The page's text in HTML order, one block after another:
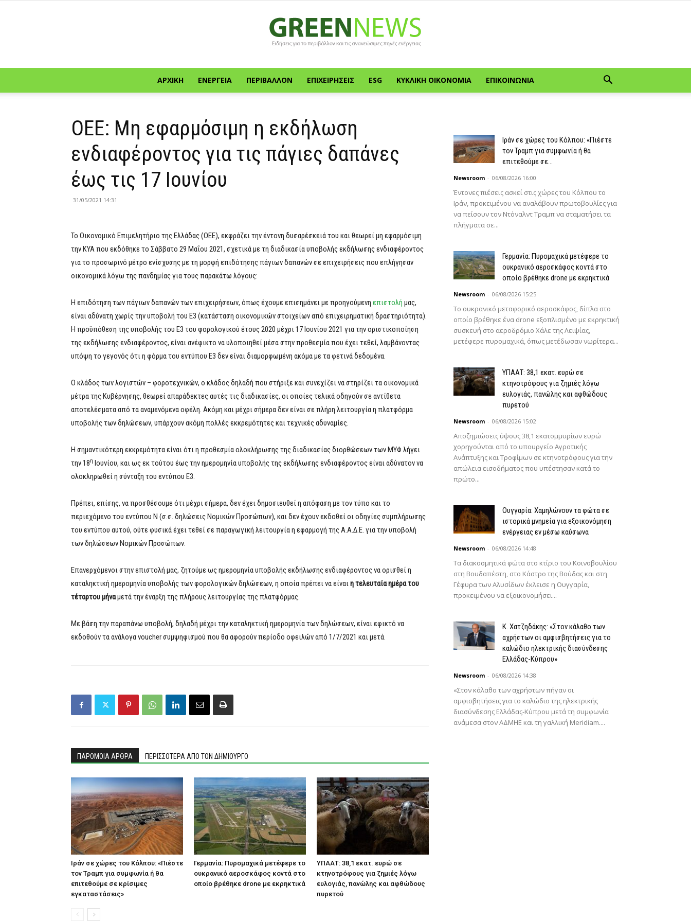
Green
News
ΑΡΧΙΚΉ ΕΝΈΡΓΕΙΑ ΠΕΡΙΒΆΛΛΟΝ ΕΠΙΧΕΙΡΉΣΕΙΣ ESG ΚΥΚΛΙΚΉ ΟΙΚΟΝΟΜΊΑ ΕΠΙΚΟΙΝΩΝΊΑ
ΟΕΕ: Μη εφαρμόσιμη η εκδήλωση
ενδιαφέροντος για τις πάγιες δαπάνες
έως τις 17 Ιουνίου
31/05/2021 14:31
Το Οικονομικό Επιμελητήριο της Ελλάδας (ΟΕΕ), εκφράζει την έντονη δυσαρέσκειά του και θεωρεί μη εφαρμόσιμη
την ΚΥΑ που εκδόθηκε το Σάββατο 29 Μαΐου 2021, σχετικά με τη διαδικασία υποβολής εκδήλωσης ενδιαφέροντος
για το προσωρινό μέτρο ενίσχυσης με τη μορφή επιδότησης πάγιων δαπανών σε επιχειρήσεις που επλήγησαν
οικονομικά λόγω της πανδημίας για τους παρακάτω λόγους:
Η επιδότηση των πάγιων δαπανών των επιχειρήσεων, όπως έχουμε επισημάνει με προηγούμενη επιστολή μας,
είναι αδύνατη χωρίς την υποβολή του Ε3 (κατάσταση οικονομικών στοιχείων από επιχειρηματική δραστηριότητα).
Η προϋπόθεση της υποβολής του Ε3 του φορολογικού έτους 2020 μέχρι 17 Ιουνίου 2021 για την οριστικοποίηση
της εκδήλωσης ενδιαφέροντος, είναι ανέφικτο να υλοποιηθεί μέσα στην προθεσμία που έχει τεθεί, λαμβάνοντας
υπόψη το γεγονός ότι η φόρμα του εντύπου Ε3 δεν είναι διαμορφωμένη ακόμα με τα φετινά δεδομένα.
Ο κλάδος των λογιστών – φοροτεχνικών, ο κλάδος δηλαδή που στήριξε και συνεχίζει να στηρίζει τα οικονομικά
μέτρα της Κυβέρνησης, θεωρεί απαράδεκτες αυτές τις διαδικασίες, οι οποίες τελικά οδηγούν σε αντίθετα
αποτελέσματα από τα αναμενόμενα οφέλη. Ακόμη και μέχρι σήμερα δεν είναι σε πλήρη λειτουργία η πλατφόρμα
υποβολής των δηλώσεων, υπάρχουν ακόμη πολλές εκκρεμότητες και τεχνικές αδυναμίες.
Η σημαντικότερη εκκρεμότητα είναι ότι η προθεσμία ολοκλήρωσης της διαδικασίας διορθώσεων των ΜΥΦ λήγει
την 18η Ιουνίου, και ως εκ τούτου έως την ημερομηνία υποβολής της εκδήλωσης ενδιαφέροντος είναι αδύνατον να
ολοκληρωθεί η σύνταξη του εντύπου Ε3.
Πρέπει, επίσης, να προσθέσουμε ότι μέχρι σήμερα, δεν έχει δημοσιευθεί η απόφαση με τον τύπο και το
περιεχόμενο του εντύπου Ν (σ.σ. δηλώσεις Νομικών Προσώπων), και δεν έχουν εκδοθεί οι οδηγίες συμπλήρωσης
του εντύπου αυτού, ούτε φυσικά έχει τεθεί σε παραγωγική λειτουργία η εφαρμογή της Α.Α.Δ.Ε. για την υποβολή
των δηλώσεων Νομικών Προσώπων.
Επανερχόμενοι στην επιστολή μας, ζητούμε ως ημερομηνία υποβολής εκδήλωσης ενδιαφέροντος να ορισθεί η
καταληκτική ημερομηνία υποβολής των φορολογικών δηλώσεων, η οποία πρέπει να είναιη τελευταία ημέρα του
τέταρτου μήναμετά την έναρξη της πλήρους λειτουργίας της πλατφόρμας.
Με βάση την παραπάνω υποβολή, δηλαδή μέχρι την καταληκτική ημερομηνία των δηλώσεων, είναι εφικτό να
εκδοθούν τα ανάλογα voucher συμψηφισμού που θα αφορούν περίοδο οφειλών από 1/7/2021 και μετά.
ΠΑΡΟΜΟΙΑ ΑΡΘΡΑ ΠΕΡΙΣΣΟΤΕΡΑ ΑΠΟ ΤΟΝ ΔΗΜΙΟΥΡΓΟ
Ιράν σε χώρες του Κόλπου: «Πιέστε
τον Τραμπ για συμφωνία ή θα
επιτεθούμε σε κρίσιμες
εγκαταστάσεις»
Γερμανία: Πυρομαχικά μετέφερε το
ουκρανικό αεροσκάφος κοντά στο
οποίο βρέθηκε drone με εκρηκτικά
ΥΠΑΑΤ: 38,1 εκατ. ευρώ σε
κτηνοτρόφους για ζημιές λόγω
ευλογιάς, πανώλης και αφθώδους
πυρετού
Ιράν σε χώρες του Κόλπου: «Πιέστε
τον Τραμπ για συμφωνία ή θα
επιτεθούμε σε...
Newsroom - 06/08/2026 16:00
Έντονες πιέσεις ασκεί στις χώρες του Κόλπου το
Ιράν, προκειμένου να αναλάβουν πρωτοβουλίες για
να πείσουν τον Ντόναλντ Τραμπ να σταματήσει τα
πλήγματα σε...
Γερμανία: Πυρομαχικά μετέφερε το
ουκρανικό αεροσκάφος κοντά στο
οποίο βρέθηκε drone με εκρηκτικά
Newsroom - 06/08/2026 15:25
Το ουκρανικό μεταφορικό αεροσκάφος, δίπλα στο
οποίο βρέθηκε ένα drone εξοπλισμένο με εκρηκτική
συσκευή στο αεροδρόμιο Χάλε της Λειψίας,
μετέφερε πυρομαχικά, όπως μετέδωσαν νωρίτερα...
ΥΠΑΑΤ: 38,1 εκατ. ευρώ σε
κτηνοτρόφους για ζημιές λόγω
ευλογιάς, πανώλης και αφθώδους
πυρετού
Newsroom - 06/08/2026 15:02
Αποζημιώσεις ύψους 38,1 εκατομμυρίων ευρώ
χορηγούνται από το υπουργείο Αγροτικής
Ανάπτυξης και Τροφίμων σε κτηνοτρόφους για την
απώλεια εισοδήματος που υπέστησαν κατά το
πρώτο...
Ουγγαρία: Χαμηλώνουν τα φώτα σε
ιστορικά μνημεία για εξοικονόμηση
ενέργειας εν μέσω καύσωνα
Newsroom - 06/08/2026 14:48
Τα διακοσμητικά φώτα στο κτίριο του Κοινοβουλίου
στη Βουδαπέστη, στο Κάστρο της Βούδας και στη
Γέφυρα των Αλυσίδων έκλεισε η Ουγγαρία,
προκειμένου να εξοικονομήσει...
Κ. Χατζηδάκης: «Στον κάλαθο των
αχρήστων οι αμφισβητήσεις για το
καλώδιο ηλεκτρικής διασύνδεσης
Ελλάδας-Κύπρου»
Newsroom - 06/08/2026 14:38
«Στον κάλαθο των αχρήστων πήγαν οι
αμφισβητήσεις για το καλώδιο της ηλεκτρικής
διασύνδεσης Ελλάδας-Κύπρου μετά τη συμφωνία
ανάμεσα στον ΑΔΜΗΕ και τη γαλλική Meridiam....